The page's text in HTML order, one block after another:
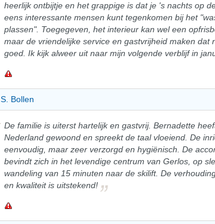
heerlijk ontbijtje en het grappige is dat je 's nachts op
eens interessante mensen kunt tegenkomen bij het
plassen". Toegegeven, het interieur kan wel een
maar de vriendelijke service en gastvrijheid maken dat
goed. Ik kijk alweer uit naar mijn volgende verblijf in
S. Bollen
De familie is uiterst hartelijk en gastvrij. Bernadette
Nederland gewoond en spreekt de taal vloeiend. De
eenvoudig, maar zeer verzorgd en hygiënisch. De
bevindt zich in het levendige centrum van Gerlos, op
wandeling van 15 minuten naar de skilift. De
en kwaliteit is uitstekend!